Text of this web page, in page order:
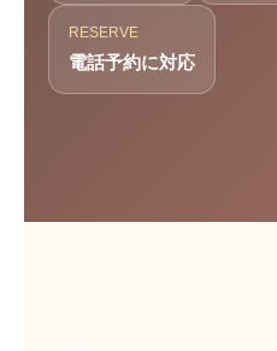
RESERVE
電話予約に対応